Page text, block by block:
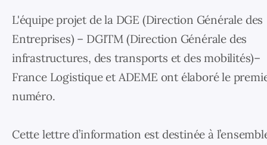
L'équipe projet de la DGE (Direction Générale des
Entreprises) – DGITM (Direction Générale des
infrastructures, des transports et des mobilités)–
France Logistique et ADEME ont élaboré le
numéro.
Cette lettre d’information est destinée à